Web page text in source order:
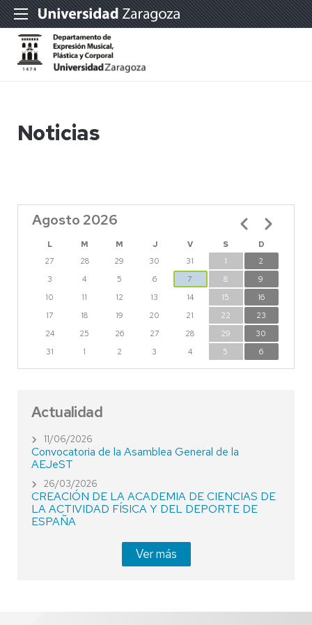
Noticias
Agosto 2026
L M M J V S
D
27
28 29 30 31 1
2
3
4 5 6 7 8
9
10
11 12 13 14 15
16
17
18 19 20 21 22
23
24
25 26 27 28 29
30
31
1 2 3 4 5 6
Paginación
Actualidad
11/06/2026
Convocatoria de la Asamblea General de la
AEJeST
26/03/2026
CREACIÓN DE LA ACADEMIA DE CIENCIAS DE
LA ACTIVIDAD FÍSICA Y DEL DEPORTE DE
ESPAÑA
Ver más